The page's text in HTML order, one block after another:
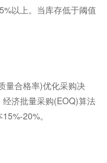
以上。当库存低于阈值
合格率)优化采购决
济批量采购(EOQ)算法
20%。